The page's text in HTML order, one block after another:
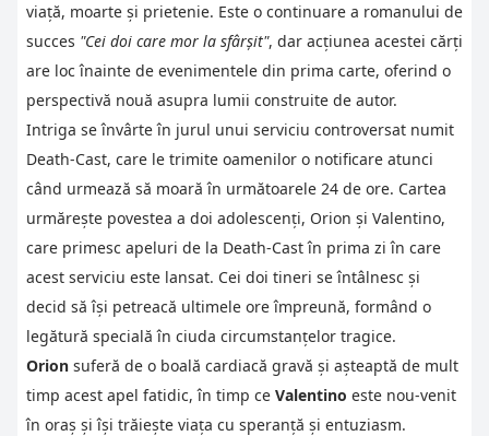
viață, moarte și prietenie. Este o continuare a romanului de
succes "Cei doi care mor la sfârșit", dar acțiunea acestei cărți
are loc înainte de evenimentele din prima carte, oferind o
perspectivă nouă asupra lumii construite de autor.
Intriga se învârte în jurul unui serviciu controversat numit
Death-Cast, care le trimite oamenilor o notificare atunci
când urmează să moară în următoarele 24 de ore. Cartea
urmărește povestea a doi adolescenți, Orion și Valentino,
care primesc apeluri de la Death-Cast în prima zi în care
acest serviciu este lansat. Cei doi tineri se întâlnesc și
decid să își petreacă ultimele ore împreună, formând o
legătură specială în ciuda circumstanțelor tragice.
Orion suferă de o boală cardiacă gravă și așteaptă de mult
timp acest apel fatidic, în timp ce Valentino este nou-venit
în oraș și își trăiește viața cu speranță și entuziasm.